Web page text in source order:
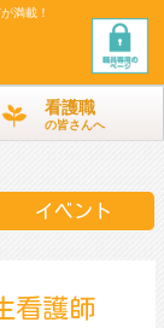
満載！
看護職
の皆さんへ
イベント
看護師